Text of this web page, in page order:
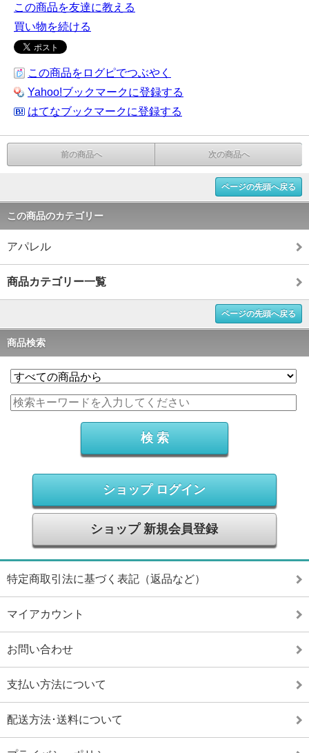
この商品を友達に教える
買い物を続ける
この商品をログピでつぶやく
Yahoo!ブックマークに登録する
はてなブックマークに登録する
前の商品へ 次の商品へ
ページの先頭へ戻る
この商品のカテゴリー
アパレル
商品カテゴリー一覧
ページの先頭へ戻る
商品検索
ショップ ログイン
ショップ 新規会員登録
特定商取引法に基づく表記（返品など）
マイアカウント
お問い合わせ
支払い方法について
配送方法･送料について